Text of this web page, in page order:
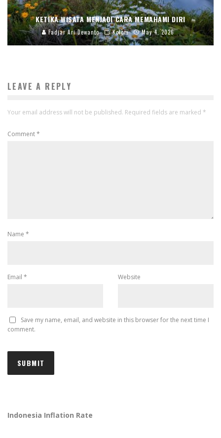
KETIKA WISATA MENJADI CARA MEMAHAMI DIRI
Fadjar Ari Dewanto Kolom May 4, 2026
LEAVE A REPLY
Your email address will not be published. Required fields are marked *
Comment*
Name *
Email * Website
Save my name, email, and website in this browser for the next time I
comment.
Indonesia Inflation Rate